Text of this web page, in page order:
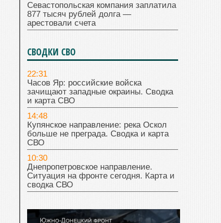
Севастопольская компания заплатила
877 тысяч рублей долга —
арестовали счета
СВОДКИ СВО
22:31
Часов Яр: российские войска
зачищают западные окраины. Сводка
и карта СВО
14:48
Купянское направление: река Оскол
больше не преграда. Сводка и карта
СВО
10:30
Днепропетровское направление.
Ситуация на фронте сегодня. Карта и
сводка СВО